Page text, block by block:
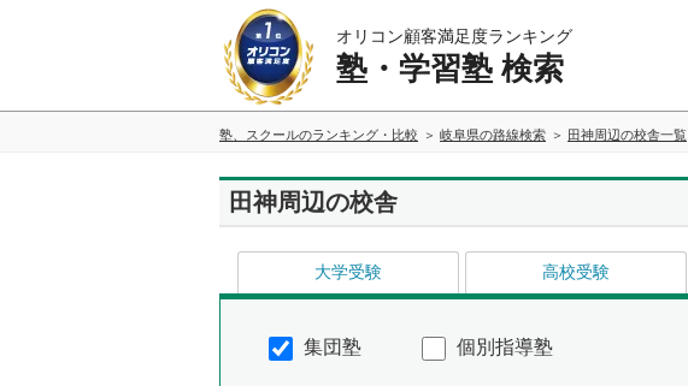
オリコン顧客満足度ランキング
塾・学習塾 検索
塾、スクールのランキング・比較 岐阜県の路線検索 田神周辺の校舎一覧
田神周辺の校舎
大学受験 高校受験
集団塾 個別指導塾